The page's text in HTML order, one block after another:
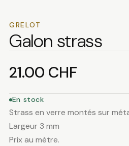
GRELOT
Galon strass
21.00 CHF
En stock
Strass en verre montés sur
Largeur 3 mm
Prix au mètre.